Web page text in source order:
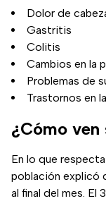
Dolor de
Gastritis
Colitis
Cambios en la
Problemas de
Trastornos en
¿Cómo ven
En lo que
población explicó
al final del mes. El